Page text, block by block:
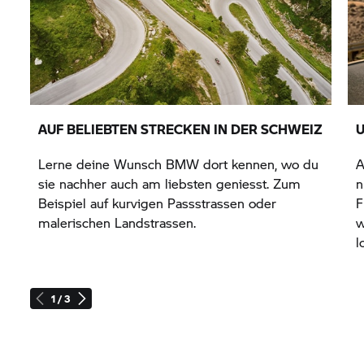
1 / 3
AUF BELIEBTEN STRECKEN IN DER SCHWEIZ
Lerne deine Wunsch BMW dort kennen, wo du
sie nachher auch am liebsten geniesst. Zum
Beispiel auf kurvigen Passstrassen oder
malerischen Landstrassen.